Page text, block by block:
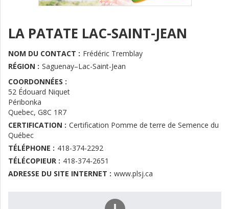
LA PATATE LAC-SAINT-JEAN
NOM DU CONTACT : Frédéric Tremblay
RÉGION : Saguenay–Lac-Saint-Jean
COORDONNÉES :
52 Édouard Niquet
Péribonka
Quebec, G8C 1R7
CERTIFICATION : Certification Pomme de terre de Semence du
Québec
TÉLÉPHONE : 418-374-2292
TÉLÉCOPIEUR : 418-374-2651
ADRESSE DU SITE INTERNET : www.plsj.ca